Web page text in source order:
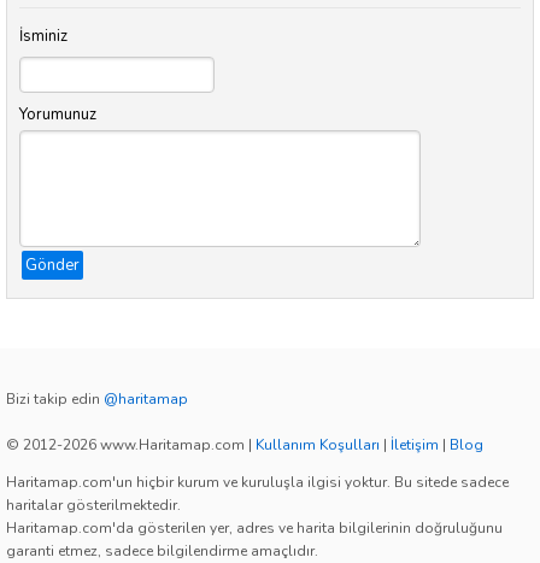
İsminiz
Yorumunuz
Gönder
Bizi takip edin @haritamap
© 2012-2026 www.Haritamap.com | Kullanım Koşulları | İletişim | Blog
Haritamap.com'un hiçbir kurum ve kuruluşla ilgisi yoktur. Bu sitede sadece
haritalar gösterilmektedir.
Haritamap.com'da gösterilen yer, adres ve harita bilgilerinin doğruluğunu
garanti etmez, sadece bilgilendirme amaçlıdır.